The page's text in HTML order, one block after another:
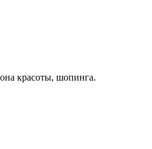
красоты, шопинга.